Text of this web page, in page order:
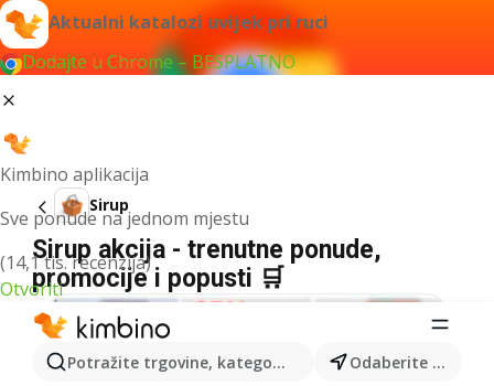
Aktualni katalozi uvijek pri ruci
Dodajte u Chrome – BESPLATNO
Kimbino aplikacija
Sve ponude na jednom mjestu
(14,1 tis. recenzija)
Otvoriti
Potražite trgovine, kategorije, proizvode... Odaberite grad
Sirup
Sirup akcija - trenutne ponude,
promocije i popusti 🛒